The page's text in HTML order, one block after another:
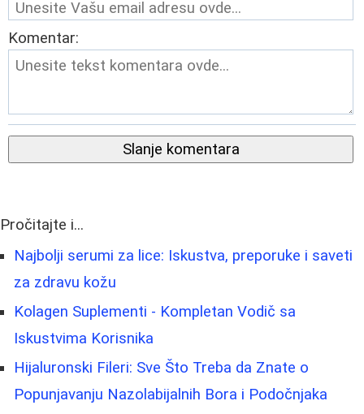
Komentar:
Slanje komentara
Pročitajte i...
Najbolji serumi za lice: Iskustva, preporuke i saveti
za zdravu kožu
Kolagen Suplementi - Kompletan Vodič sa
Iskustvima Korisnika
Hijaluronski Fileri: Sve Što Treba da Znate o
Popunjavanju Nazolabijalnih Bora i Podočnjaka